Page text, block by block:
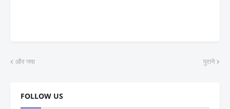
और नया पुराने
FOLLOW US